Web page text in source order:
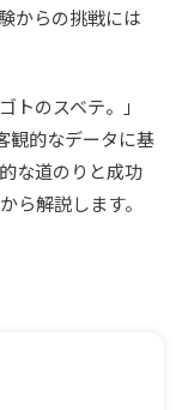
からの挑戦には
トのスベテ。」
観的なデータに基
な道のりと成功
ら解説します。